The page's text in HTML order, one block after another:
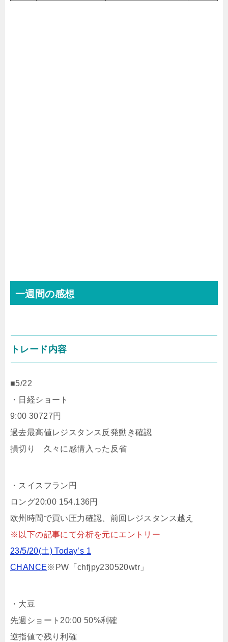
一週間の感想
トレード内容
■5/22
・日経ショート
9:00 30727円
過去最高値レジスタンス反発動き確認
損切り 久々に感情入った反省
・スイスフラン円
ロング20:00 154.136円
欧州時間で買い圧力確認、前回レジスタンス越え
※以下の記事にて分析を元にエントリー
23/5/20(土) Today’s 1
CHANCE※PW「chfjpy230520wtr」
・大豆
先週ショート20:00 50%利確
逆指値で残り利確